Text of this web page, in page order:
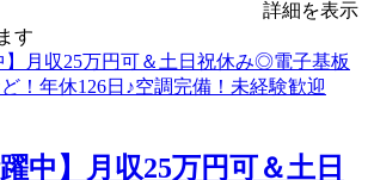
詳細を表示
す
躍中】月収25万円可＆土日